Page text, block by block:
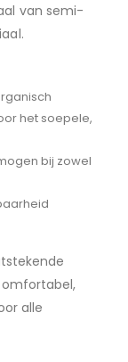
van semi-
het soepele,
bij zowel
alle